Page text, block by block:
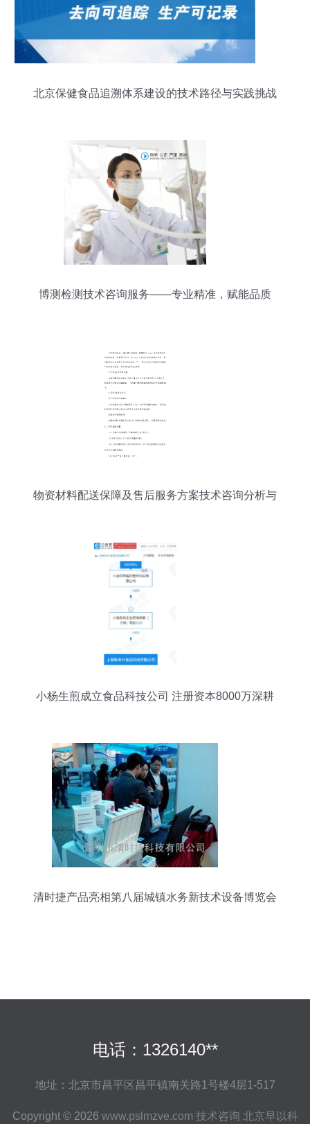
北京保健食品追溯体系建设的技术路径与实践挑战
博测检测技术咨询服务——专业精准，赋能品质
物资材料配送保障及售后服务方案技术咨询分析与
小杨生煎成立食品科技公司 注册资本8000万深耕
清时捷产品亮相第八届城镇水务新技术设备博览会
电话：1326140**
地址：北京市昌平区昌平镇南关路1号楼4层1-517
Copyright © 2026 www.pslmzve.com 技术咨询 北京早以科